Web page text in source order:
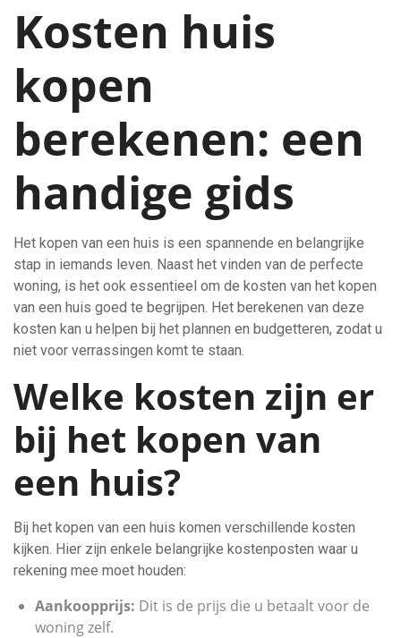
Kosten huis
kopen
berekenen: een
handige gids
Het kopen van een huis is een spannende en belangrijke
stap in iemands leven. Naast het vinden van de perfecte
woning, is het ook essentieel om de kosten van het kopen
van een huis goed te begrijpen. Het berekenen van deze
kosten kan u helpen bij het plannen en budgetteren, zodat u
niet voor verrassingen komt te staan.
Welke kosten zijn er
bij het kopen van
een huis?
Bij het kopen van een huis komen verschillende kosten
kijken. Hier zijn enkele belangrijke kostenposten waar u
rekening mee moet houden:
Aankoopprijs: Dit is de prijs die u betaalt voor de
woning zelf.